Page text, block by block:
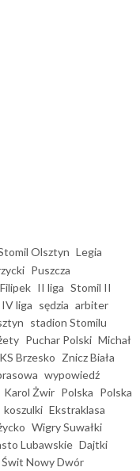
Olsztyn Legia
Puszcza
II liga Stomil II
IV liga sędzia arbiter
stadion Stomilu
Puchar Polski Michał
Brzesko Znicz Biała
wypowiedź
Karol Żwir Polska Polska
koszulki Ekstraklasa
Wigry Suwałki
Lubawskie Dajtki
Świt Nowy Dwór